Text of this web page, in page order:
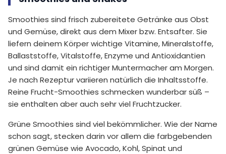
Smoothies sind frisch zubereitete Getränke aus Obst
und Gemüse, direkt aus dem Mixer bzw. Entsafter. Sie
liefern deinem Körper wichtige Vitamine, Mineralstoffe,
Ballaststoffe, Vitalstoffe, Enzyme und Antioxidantien
und sind damit ein richtiger Muntermacher am Morgen.
Je nach Rezeptur variieren natürlich die Inhaltsstoffe.
Reine Frucht-Smoothies schmecken wunderbar süß –
sie enthalten aber auch sehr viel Fruchtzucker.
Grüne Smoothies sind viel bekömmlicher. Wie der Name
schon sagt, stecken darin vor allem die farbgebenden
grünen Gemüse wie Avocado, Kohl, Spinat und